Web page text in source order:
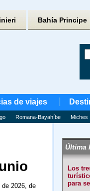
Bahía Principe
de viajes
Romana-Bayahíbe Miches
2026, de
Última
Los
para